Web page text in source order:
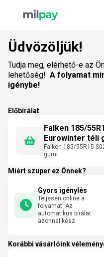
Üdvözöljük!
Tudja meg, elérhető-e az
lehetőség! A folyamat
igénybe!
Előbírálat
Falken 185/
Eurowinter téli
Falken 185/55R15
gumi
Miért szuper ez Önnek?
Gyors igénylés
Teljesen online a
folyamat. Az
automatikus bírálat
azonnal kész.
Korábbi vásárlóink